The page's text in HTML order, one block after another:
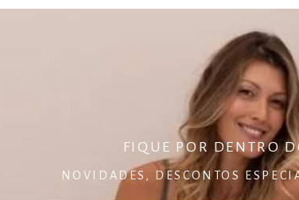
FIQUE POR DENTRO
NOVIDADES, DESCONTOS